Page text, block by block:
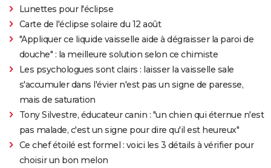
Lunettes pour l'éclipse
Carte de l'éclipse solaire du 12 août
"Appliquer ce liquide vaisselle aide à dégraisser la paroi de
douche" : la meilleure solution selon ce chimiste
Les psychologues sont clairs : laisser la vaisselle sale
s'accumuler dans l'évier n'est pas un signe de paresse,
mais de saturation
Tony Silvestre, éducateur canin : "un chien qui éternue n'est
pas malade, c'est un signe pour dire qu'il est heureux"
Ce chef étoilé est formel : voici les 3 détails à vérifier pour
choisir un bon melon